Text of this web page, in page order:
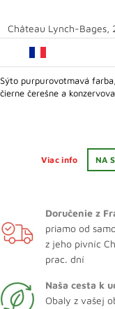
Château Lynch-Bages,
Sýto purpurovotmavá
čierne čerešne a
Viac info NA
Doručenie z
priamo od
z jeho pivníc
prac. dní
Naša cesta k
Obaly z vašej